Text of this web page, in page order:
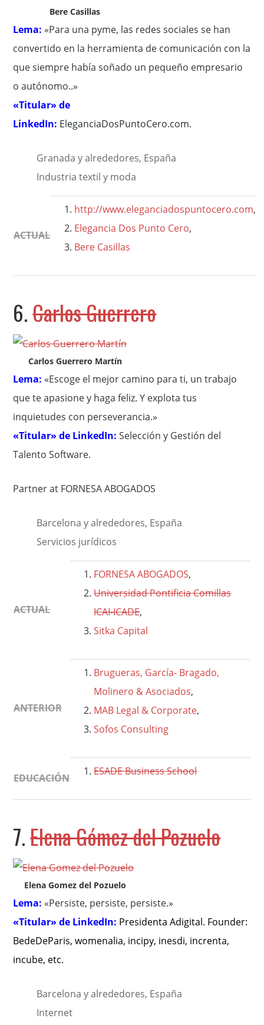
Bere Casillas
Lema: «Para una pyme, las redes sociales se han
convertido en la herramienta de comunicación con la
que siempre había soñado un pequeño empresario
o autónomo..»
«Titular» de
LinkedIn: EleganciaDosPuntoCero.com.
Granada y alrededores, España
Industria textil y moda
ACTUAL
http://www.eleganciadospuntocero.com,
Elegancia Dos Punto Cero,
Bere Casillas
6.Carlos Guerrero
Carlos Guerrero Martín
Lema: «Escoge el mejor camino para ti, un trabajo
que te apasione y haga feliz. Y explota tus
inquietudes con perseverancia.»
«Titular» de LinkedIn:Selección y Gestión del
Talento Software.
Partner at FORNESA ABOGADOS
Barcelona y alrededores, España
Servicios jurídicos
ACTUAL
FORNESA ABOGADOS,
Universidad Pontificia Comillas
ICAI-ICADE,
Sitka Capital
ANTERIOR
Brugueras, García- Bragado,
Molinero & Asociados,
MAB Legal & Corporate,
Sofos Consulting
EDUCACIÓN
ESADE Business School
7.Elena Gómez del Pozuelo
Elena Gomez del Pozuelo
Lema: «Persiste, persiste, persiste.»
«Titular» de LinkedIn: Presidenta Adigital. Founder:
BedeDeParis, womenalia, incipy, inesdi, increnta,
incube, etc.
Barcelona y alrededores, España
Internet